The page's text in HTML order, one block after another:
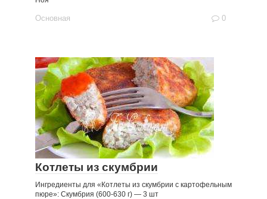
Основная 0
Котлеты из скумбрии
Ингредиенты для «Котлеты из скумбрии с картофельным
пюре»: Скумбрия (600-630 г) — 3 шт